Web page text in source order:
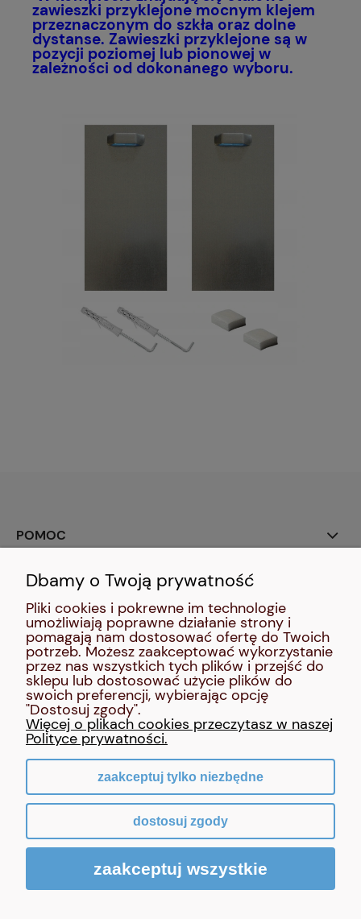
zawieszki przyklejone mocnym klejem
przeznaczonym do szkła oraz dolne
dystanse. Zawieszki przyklejone są w
pozycji poziomej lub pionowej w
zależności od dokonanego wyboru.
POMOC
SOCIAL MEDIA:
MOJE KONTO
INFORMACJE
O NAS
pokaż pełną wersję strony
Sklep internetowy Shoper Premium
Dbamy o Twoją prywatność
Pliki cookies i pokrewne im technologie
umożliwiają poprawne działanie strony i
pomagają nam dostosować ofertę do Twoich
potrzeb. Możesz zaakceptować wykorzystanie
przez nas wszystkich tych plików i przejść do
sklepu lub dostosować użycie plików do
swoich preferencji, wybierając opcję
"Dostosuj zgody".
Więcej o plikach cookies przeczytasz w naszej
Polityce prywatności.
zaakceptuj tylko niezbędne
dostosuj zgody
zaakceptuj wszystkie